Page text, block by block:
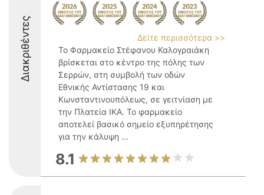
Διακριθέντες
Δείτε περισσότερα >>
Το Φαρμακείο Στέφανου Καλογραιάκη
βρίσκεται στο κέντρο της πόλης των
Σερρών, στη συμβολή των οδών
Εθνικής Αντίστασης 19 και
Κωνσταντινουπόλεως, σε γειτνίαση με
την Πλατεία ΙΚΑ. Το φαρμακείο
αποτελεί βασικό σημείο εξυπηρέτησης
για την κάλυψη ...
8.1